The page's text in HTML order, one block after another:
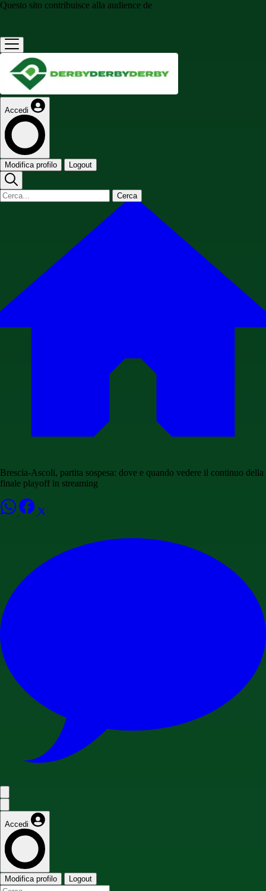
Questo sito contribuisce alla audience de
Accedi
Modifica profilo Logout
Cerca
Brescia-Ascoli, partita sospesa: dove e quando vedere il continuo della
finale playoff in streaming
Accedi
Modifica profilo Logout